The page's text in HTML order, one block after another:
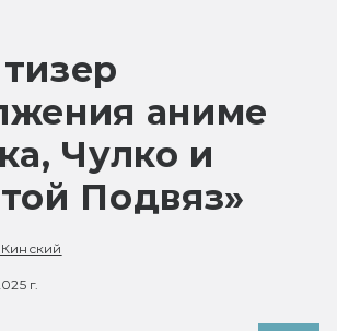
аниме
Чулко и
Подвяз»
г.